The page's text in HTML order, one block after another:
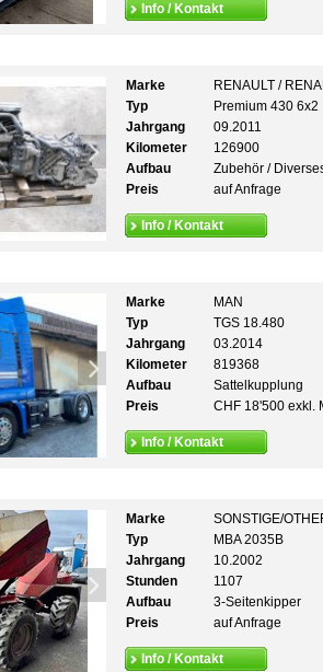
Info / Kontakt
Marke
RENAULT /
Typ
Premium 430 6x2
Jahrgang
09.2011
Kilometer
126900
Aufbau
Zubehör /
Preis
auf Anfrage
Info / Kontakt
Marke
MAN
Typ
TGS 18.480
Jahrgang
03.2014
Kilometer
819368
Aufbau
Sattelkupplung
Preis
CHF 18'500 exkl.
Info / Kontakt
Marke
SONSTIGE/
Typ
MBA 2035B
Jahrgang
10.2002
Stunden
1107
Aufbau
3-Seitenkipper
Preis
auf Anfrage
Info / Kontakt